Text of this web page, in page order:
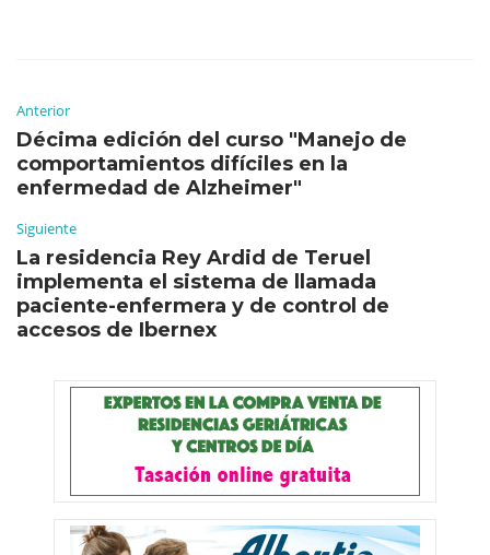
Anterior
Décima edición del curso "Manejo de
comportamientos difíciles en la
enfermedad de Alzheimer"
Siguiente
La residencia Rey Ardid de Teruel
implementa el sistema de llamada
paciente-enfermera y de control de
accesos de Ibernex